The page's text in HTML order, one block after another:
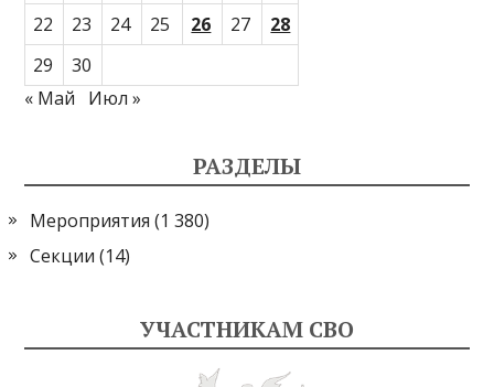
22 23 24 25 26 27
28
29
30
« Май
Июл »
РАЗДЕЛЫ
Мероприятия (1 380)
Секции (14)
УЧАСТНИКАМ СВО